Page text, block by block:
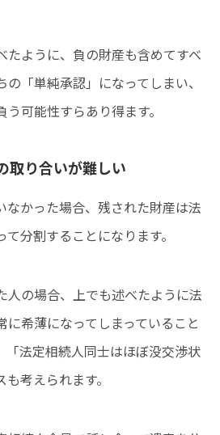
たように、負の財産も含めてすべ
「単純承認」になってしまい、
可能性すらあり得ます。
取り合いが難しい
なかった場合、残された財産は法
分割することになります。
人の場合、上でも述べたように法
希薄になってしまっていること
「法定相続人同士はほぼ没交渉状
考えられます。